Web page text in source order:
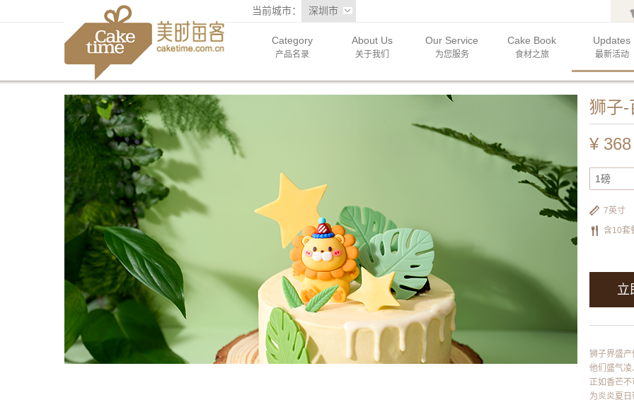
当前城市： 深圳市
Category
产品名录
About Us
关于我们
Our Service
为您服务
Cake Book
食材之旅
Updates
最新活动
狮子-
¥ 368
1磅
7英寸
含10套
立
狮子界盛
他们盛气
正如香芒
为炎炎夏